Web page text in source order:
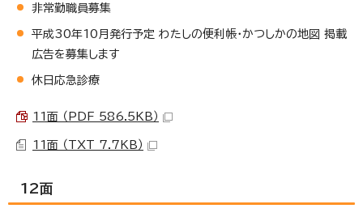
非常勤職員募集
平成30年10月発行予定 わたしの便利帳・かつしかの地図 掲載
広告を募集します
休日応急診療
11面 （PDF 586.5KB）
11面 （TXT 7.7KB）
12面